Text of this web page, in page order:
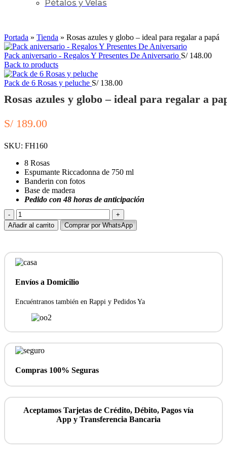
Pétalos y Velas
Portada » Tienda » Rosas azules y globo – ideal para regalar a papá
Pack aniversario - Regalos Y Presentes De Aniversario S/148.00
Back to products
Pack de 6 Rosas y peluche S/138.00
Rosas azules y globo – ideal para regalar a
S/ 189.00
SKU: FH160
8 Rosas
Espumante Riccadonna de 750 ml
Banderin con fotos
Base de madera
Pedido con 48 horas de anticipación
Rosas
azules
y
ideal
para
a
cantidad
Añadir al carrito Comprar por WhatsApp
Envíos a Domicilio
Encuéntranos también en Rappi y Pedidos Ya
Compras 100% Seguras
Aceptamos Tarjetas de Crédito, Débito, Pagos vía
App y Transferencia Bancaria